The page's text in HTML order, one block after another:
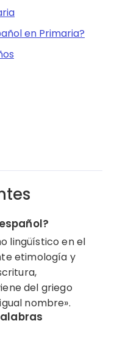
en Primaria?
lingüístico en el
etimología y
del griego
nombre».